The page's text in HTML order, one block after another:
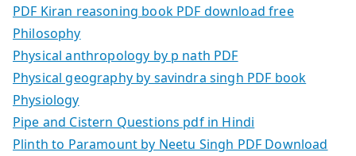
PDF Kiran reasoning book PDF download free
Philosophy
Physical anthropology by p nath PDF
Physical geography by savindra singh PDF book
Physiology
Pipe and Cistern Questions pdf in Hindi
Plinth to Paramount by Neetu Singh PDF Download